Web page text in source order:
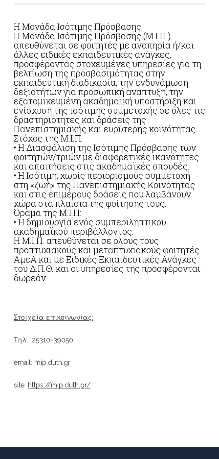
Η Μονάδα Ισότιμης Πρόσβασης
Η Μονάδα Ισότιμης Πρόσβασης (Μ.Ι.Π.)
απευθύνεται σε φοιτητές με αναπηρία ή/και
άλλες ειδικές εκπαιδευτικές ανάγκες,
προσφέροντας στοχευμένες υπηρεσίες για τη
βελτίωση της προσβασιμότητας στην
εκπαιδευτική διαδικασία, την ενδυνάμωση
δεξιοτήτων για προσωπική ανάπτυξη, την
εξατομικευμένη ακαδημαϊκή υποστήριξη και
ενίσχυση της ισότιμης συμμετοχής σε όλες τις
δραστηριότητες και δράσεις της
Πανεπιστημιακής και ευρύτερης κοινότητας.
Στόχος της Μ.Ι.Π:
• Η Διασφάλιση της Ισότιμης Πρόσβασης των
φοιτητών/τριών με διαφορετικές ικανότητες
και απαιτήσεις στις ακαδημαϊκές σπουδές.
• Η Ισότιμη, χωρίς περιορισμούς συμμετοχή
στη «ζωή» της Πανεπιστημιακής Κοινότητας
και στις επιμέρους δράσεις που λαμβάνουν
χώρα στα πλαίσια της φοίτησης τους.
Όραμα της Μ.Ι.Π:
• Η δημιουργία ενός συμπεριληπτικού
ακαδημαϊκού περιβάλλοντος.
Η Μ.Ι.Π. απευθύνεται σε όλους τους
προπτυχιακούς και μεταπτυχιακούς φοιτητές
ΑμεΑ και με Ειδικές Εκπαιδευτικές Ανάγκες
του Δ.Π.Θ. και οι υπηρεσίες της προσφέρονται
δωρεάν.
Στοιχεία επικοινωνίας:
Τηλ.: 25310-39050
email: mip.duth.gr
site: https://mip duth gr/